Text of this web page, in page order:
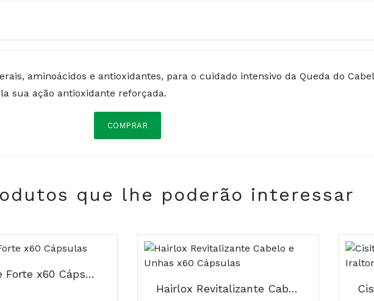
aminoácidos e antioxidantes, para o cuidado intensivo da Queda do
sua ação antioxidante reforçada.
COMPRAR
que lhe poderão interessar
Cistitone Forte x60 Cápsulas
Hairlox Revitalizante Cabelo e Unhas x60 Cápsulas